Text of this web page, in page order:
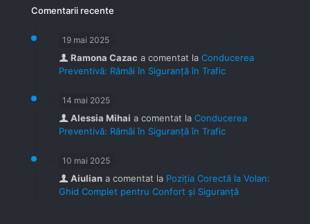
Comentarii recente
19 mai 2025
Ramona Cazac a comentat la Conducerea
Preventivă: Rămâi în Siguranță în Trafic
14 mai 2025
Alessia Mihai a comentat la Conducerea
Preventivă: Rămâi în Siguranță în Trafic
10 mai 2025
Aiulian a comentat la Poziția Corectă la Volan:
Ghid Complet pentru Confort și Siguranță